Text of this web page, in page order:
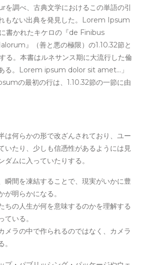
調べ、古典文学におけるこの単語の引
もない出典を発見した。Lorem Ipsum
書かれたキケロの『de Finibus
』（善と悪の極限）の1.10.32節と
る。本書はルネサンス期に大流行した倫
る。Lorem ipsum dolor sit amet...」
の最初の行は、1.10.32節の一節に由
は何らかの形で改ざんされており、ユー
いたり、少しも信憑性があるようには見
ダムに入っていたりする。
瞬間を凍結することで、現実がいかに豊
が明らかになる。
ちの人生が何を意味するのかを理解する
ている。
メラの中で作られるのではなく、カメラ